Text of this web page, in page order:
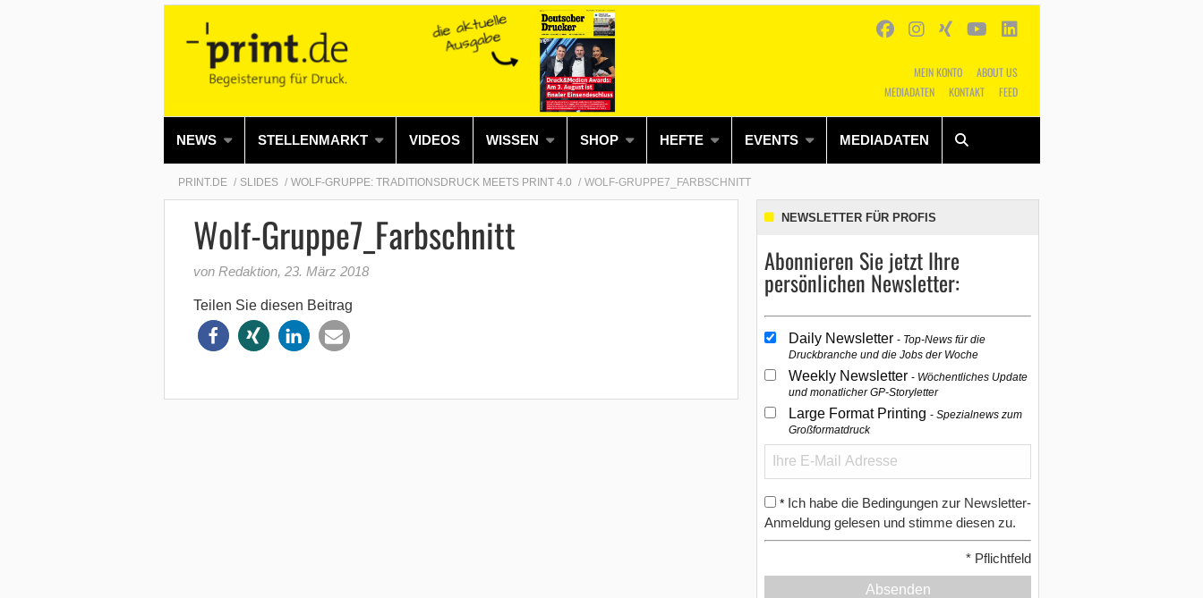
MEIN KONTO
ABOUT US
MEDIADATEN
KONTAKT FEED
NEWS STELLENMARKT VIDEOS WISSEN SHOP HEFTE EVENTS MEDIADATEN
Alles Shop SUCHEN
PRINT.DE SLIDES WOLF-GRUPPE: TRADITIONSDRUCK MEETS PRINT 4.0 WOLF-GRUPPE7_FARBSCHNITT
Wolf-Gruppe7_Farbschnitt
von Redaktion, 23. März 2018
Teilen Sie diesen Beitrag
NEWSLETTER FÜR PROFIS
Abonnieren Sie jetzt Ihre
persönlichen Newsletter:
Daily Newsletter Top-News für die
Druckbranche und die Jobs der Woche
Weekly Newsletter Wöchentliches Update
und monatlicher GP-Storyletter
Large Format Printing Spezialnews zum
Großformatdruck
* Ich habe die Bedingungen zur Newsletter-
Anmeldung gelesen und stimme diesen zu.
* Pflichtfeld
Absenden